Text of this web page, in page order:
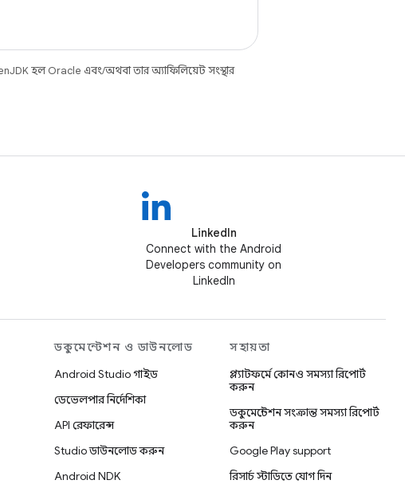
হল Oracle এবং/অথবা তার অ্যাফিলিয়েট সংস্থার
LinkedIn
Connect with the Android
Developers community on
LinkedIn
ডকুমেন্টেশন ও ডাউনলোড
Android Studio গাইড
ডেভেলপার নির্দেশিকা
API রেফারেন্স
Studio ডাউনলোড করুন
Android NDK
সহায়তা
প্ল্যাটফর্মে কোনও সমস্যা রিপোর্ট
করুন
ডকুমেন্টেশন সংক্রান্ত সমস্যা রিপোর্ট
করুন
Google Play support
রিসার্চ স্টাডিতে যোগ দিন